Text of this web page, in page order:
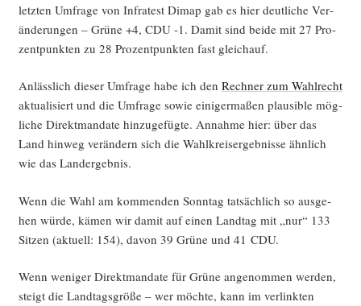
letz­ten Umfra­ge von Infra­test Dimap gab es hier deut­li­che Ver­
än­de­run­gen – Grü­ne +4, CDU ‑1. Damit sind bei­de mit 27 Pro­
zent­punk­ten zu 28 Pro­zent­punk­ten fast gleichauf.
Anläss­lich die­ser Umfra­ge habe ich den Rech­ner zum Wahl­recht
aktua­li­siert und die Umfra­ge sowie eini­ger­ma­ßen plau­si­ble mög­
li­che Direkt­man­da­te hin­zu­ge­füg­te. Annah­me hier: über das
Land hin­weg ver­än­dern sich die Wahl­kreis­er­geb­nis­se ähn­lich
wie das Landergebnis.
Wenn die Wahl am kom­men­den Sonn­tag tat­säch­lich so aus­ge­
hen wür­de, kämen wir damit auf einen Land­tag mit „nur“ 133
Sit­zen (aktu­ell: 154), davon 39 Grü­ne und 41 CDU.
Wenn weni­ger Direkt­man­da­te für Grü­ne ange­nom­men wer­den,
steigt die Land­tags­grö­ße – wer möch­te, kann im ver­link­ten